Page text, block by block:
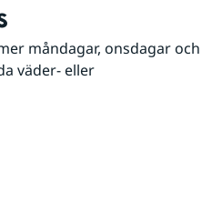
måndagar, onsdagar och
väder- eller